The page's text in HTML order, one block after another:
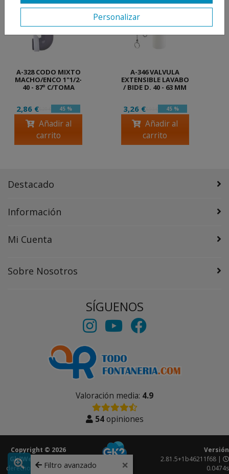
A-328 CODO MIXTO
MACHO/ENCO 1"1/2-
40 - 87º C/TOMA
2,86 € 45 %
Añadir al
carrito
A-346 VALVULA
EXTENSIBLE LAVABO
/ BIDE D. 40 - 63 MM
3,26 €5,93 € 45 %
Añadir al
carrito
Destacado
Información
Mi Cuenta
Sobre Nosotros
SÍGUENOS
Valoración media: 4.9
54opiniones
Copyright © 2026
Gk2Web
derechos reservados.
Versión
2.81.5+1b46211f68 |
0.0474s
Filtro avanzado ×
Personalizar